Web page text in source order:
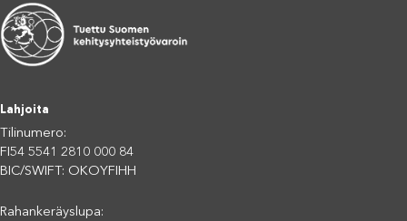
Lahjoita
Tilinumero:
FI54 5541 2810 000 84
BIC/SWIFT: OKOYFIHH
Rahankeräyslupa: